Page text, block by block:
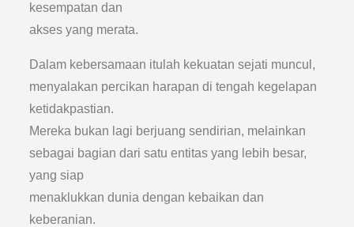
kesempatan dan
akses yang merata.
Dalam kebersamaan itulah kekuatan sejati muncul,
menyalakan percikan harapan di tengah kegelapan
ketidakpastian.
Mereka bukan lagi berjuang sendirian, melainkan
sebagai bagian dari satu entitas yang lebih besar,
yang siap
menaklukkan dunia dengan kebaikan dan
keberanian.